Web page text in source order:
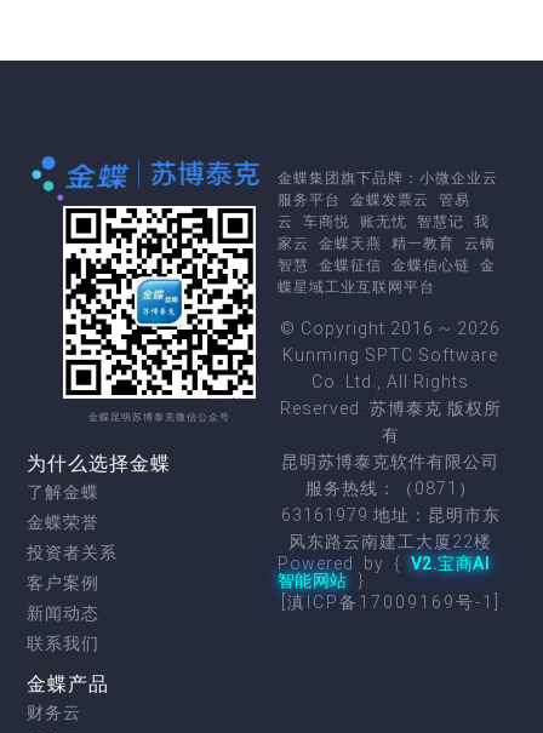
金蝶昆明苏博泰克微信公众号
为什么选择金蝶
了解金蝶
金蝶荣誉
投资者关系
客户案例
新闻动态
联系我们
金蝶产品
财务云
金蝶集团旗下品牌： 小微企业云
服务平台
金蝶发票云
管易
云
车商悦 账无忧 智慧记
我
家云
金蝶天燕 精一教育
云镝
智慧
金蝶征信 金蝶信心链
金
蝶星域工业互联网平台
© Copyright 2016 ~ 2026
Kunming SPTC Software
Co. Ltd., All Rights
Reserved. 苏博泰克 版权所
有
昆明苏博泰克软件有限公司
服务热线：（0871）
63161979 地址：昆明市东
风东路云南建工大厦22楼
Powered by { V2.宝商AI
智能网站 }
[滇ICP备17009169号-1]